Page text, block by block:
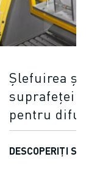
Șlefuirea și
suprafeței
pentru
DESCOPERIȚI